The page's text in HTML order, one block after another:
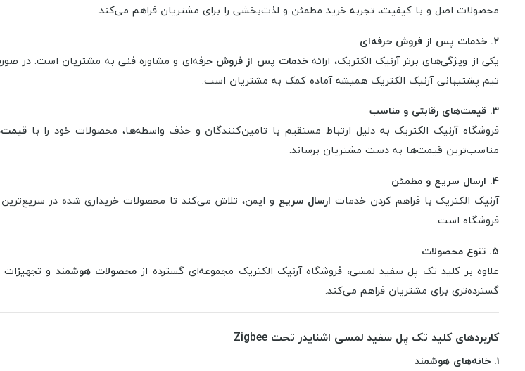
محصولات اصل و با کیفیت، تجربه خرید مطمئن و لذت‌بخشی را برای مشتریان فراهم می‌کند.
۲. خدمات پس از فروش حرفه‌ای
یکی از ویژگی‌های برتر آرنیک الکتریک، ارائه خدمات پس از فروش حرفه‌ای و مشاوره فنی به مشتریان است. در
تیم پشتیبانی آرنیک الکتریک همیشه آماده کمک به مشتریان است.
۳. قیمت‌های رقابتی و مناسب
فروشگاه آرنیک الکتریک به دلیل ارتباط مستقیم با تامین‌کنندگان و حذف واسطه‌ها، محصولات خود را با
مناسب‌ترین قیمت‌ها به دست مشتریان برساند.
۴. ارسال سریع و مطمئن
آرنیک الکتریک با فراهم کردن خدمات ارسال سریع و ایمن، تلاش می‌کند تا محصولات خریداری شده در
فروشگاه است.
۵. تنوع محصولات
علاوه بر کلید تک پل سفید لمسی، فروشگاه آرنیک الکتریک مجموعه‌ای گسترده از محصولات هوشمند و
گسترده‌تری برای مشتریان فراهم می‌کند.
کاربردهای کلید تک پل سفید لمسی اشنایدر تحت Zigbee
۱. خانه‌های هوشمند